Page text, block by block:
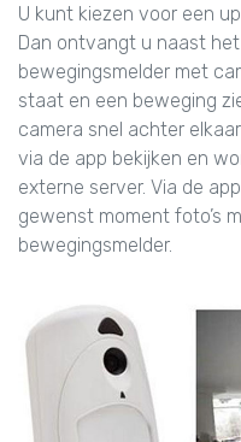
U kunt kiezen voor een
Dan ontvangt u naast
bewegingsmelder met
staat en een beweging
camera snel achter
via de app bekijken en
externe server. Via de
gewenst moment foto’s
bewegingsmelder.